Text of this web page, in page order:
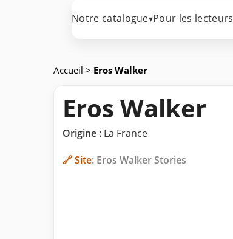
Notre catalogue▾Pour les lecteurs
Accueil > Eros Walker
Eros Walker
Origine : La France
🔗 Site: Eros Walker Stories